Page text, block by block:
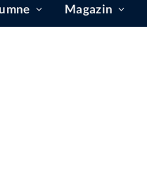
Magazin